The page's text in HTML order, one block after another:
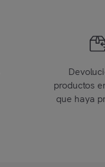
productos
que haya